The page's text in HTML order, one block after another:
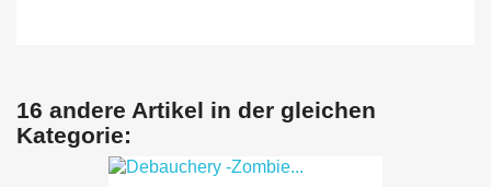
16 andere Artikel in der gleichen
Kategorie: